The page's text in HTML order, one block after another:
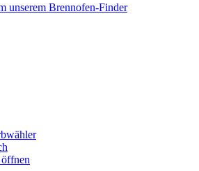
unserem Brennofen-Finder